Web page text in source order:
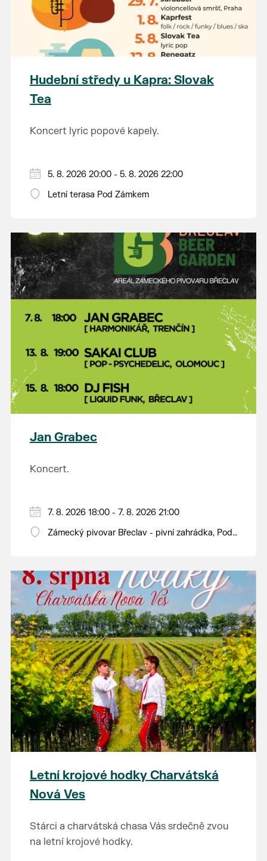
Hudební středy u Kapra: Slovak
Tea
Koncert lyric popové kapely.
5. 8. 2026 20:00 - 5. 8. 2026 22:00
Letní terasa Pod Zámkem
Jan Grabec
Koncert.
7. 8. 2026 18:00 - 7. 8. 2026 21:00
Zámecký pivovar Břeclav - pivní zahrádka, Pod
Letní krojové hodky Charvátská
Nová Ves
Stárci a charvátská chasa Vás srdečně zvou
na letní krojové hodky.